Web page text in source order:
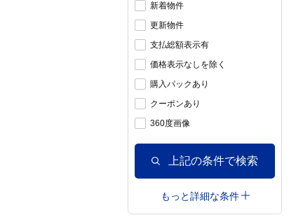
新着物件
更新物件
支払総額表示有
価格表示なしを除く
購入パックあり
クーポンあり
360度画像
上記の条件で検索
もっと詳細な条件